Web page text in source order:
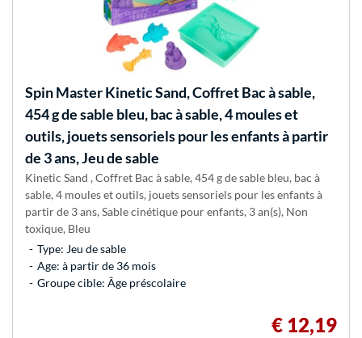
Spin MasterKinetic Sand, Coffret Bac à sable,
454 g de sable bleu, bac à sable, 4 moules et
outils, jouets sensoriels pour les enfants à partir
de 3 ans, Jeu de sable
Kinetic Sand , Coffret Bac à sable, 454 g de sable bleu, bac à
sable, 4 moules et outils, jouets sensoriels pour les enfants à
partir de 3 ans, Sable cinétique pour enfants, 3 an(s), Non
toxique, Bleu
Type: Jeu de sable
Age: à partir de 36 mois
Groupe cible: Âge préscolaire
€ 12,19